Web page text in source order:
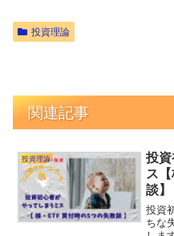
投資理論
関連記事
投資理論
投
ス
談】
投資
ちな